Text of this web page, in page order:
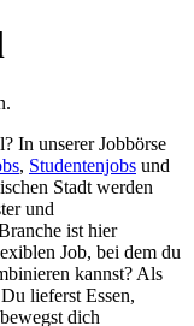
In unserer Jobbörse
, Studentenjobs und
Stadt werden
und
ist hier
Job, bei dem du
kannst? Als
lieferst Essen,
dich